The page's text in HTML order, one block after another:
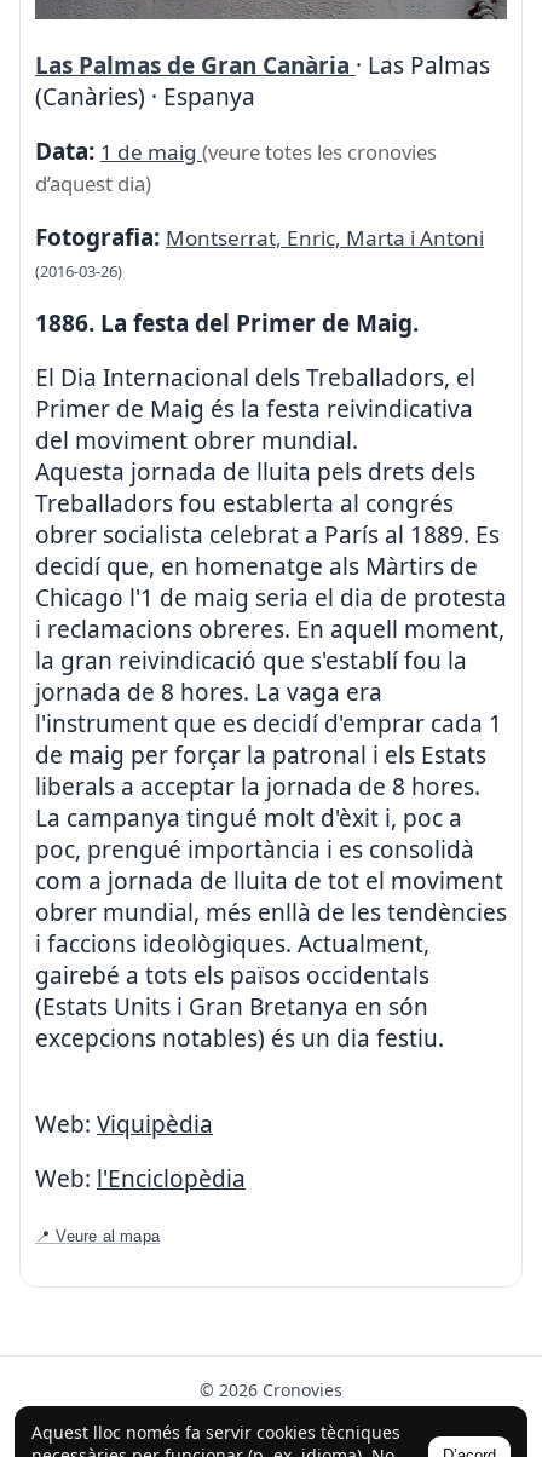
Aquest lloc només fa servir cookies tècniques
Las Palmas de Gran Canària · Las Palmas
(Canàries) · Espanya
Data: 1 de maig (veure totes les cronovies
d’aquest dia)
Fotografia: Montserrat, Enric, Marta i Antoni
(2016-03-26)
1886. La festa del Primer de Maig.
El Dia Internacional dels Treballadors, el
Primer de Maig és la festa reivindicativa
del moviment obrer mundial.
Aquesta jornada de lluita pels drets dels
Treballadors fou establerta al congrés
obrer socialista celebrat a París al 1889. Es
decidí que, en homenatge als Màrtirs de
Chicago l'1 de maig seria el dia de protesta
i reclamacions obreres. En aquell moment,
la gran reivindicació que s'establí fou la
jornada de 8 hores. La vaga era
l'instrument que es decidí d'emprar cada 1
de maig per forçar la patronal i els Estats
liberals a acceptar la jornada de 8 hores.
La campanya tingué molt d'èxit i, poc a
poc, prengué importància i es consolidà
com a jornada de lluita de tot el moviment
obrer mundial, més enllà de les tendències
i faccions ideològiques. Actualment,
gairebé a tots els països occidentals
(Estats Units i Gran Bretanya en són
excepcions notables) és un dia festiu.
Web: Viquipèdia
Web: l'Enciclopèdia
📍 Veure al mapa
© 2026 Cronovies
Història als carrers · Desenvolupat amb l’ajuda de la IA
(ChatGPT).